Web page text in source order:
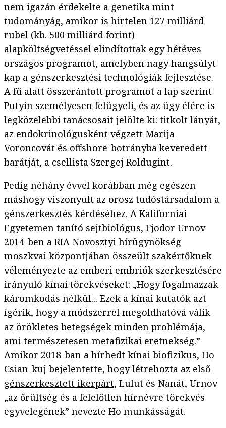
nem igazán érdekelte a genetika mint
tudományág, amikor is hirtelen 127 milliárd
rubel (kb. 500 milliárd forint)
alapköltségvetéssel elindítottak egy hétéves
országos programot, amelyben nagy hangsúlyt
kap a génszerkesztési technológiák fejlesztése.
A fű alatt összerántott programot a lap szerint
Putyin személyesen felügyeli, és az ügy élére is
legközelebbi tanácsosait jelölte ki: titkolt lányát,
az endokrinológusként végzett Marija
Voroncovát és offshore-botrányba keveredett
barátját, a csellista Szergej Roldugint.
Pedig néhány évvel korábban még egészen
máshogy viszonyult az orosz tudóstársadalom a
génszerkesztés kérdéséhez. A Kaliforniai
Egyetemen tanító sejtbiológus, Fjodor Urnov
2014-ben a RIA Novosztyi hírügynökség
moszkvai központjában összeült szakértőknek
véleményezte az emberi embriók szerkesztésére
irányuló kínai törekvéseket: „Hogy fogalmazzak
káromkodás nélkül... Ezek a kínai kutatók azt
ígérik, hogy a módszerrel megoldhatóvá válik
az örökletes betegségek minden problémája,
ami természetesen metafizikai eretnekség.”
Amikor 2018-ban a hírhedt kínai biofizikus, Ho
Csian-kuj bejelentette, hogy létrehozta az első
génszerkesztett ikerpárt, Lulut és Nanát, Urnov
„az őrültség és a felelőtlen hírnévre törekvés
egyvelegének” nevezte Ho munkásságát.